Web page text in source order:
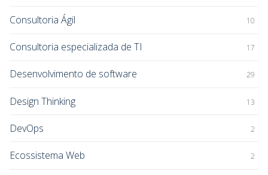
Consultoria Ágil 10
Consultoria especializada de TI 17
Desenvolvimento de software 29
Design Thinking 13
DevOps 2
Ecossistema Web 2